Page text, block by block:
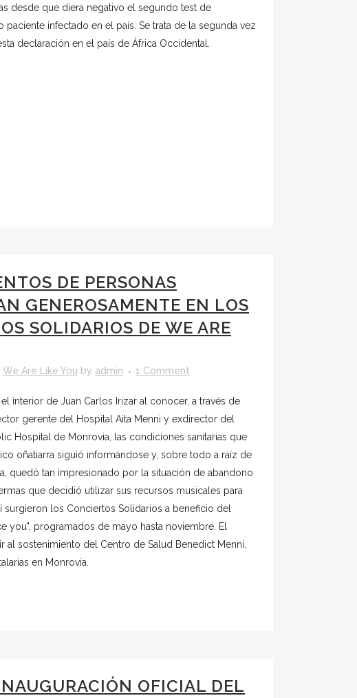
desde que diera negativo el segundo test de
paciente infectado en el país. Se trata de la segunda vez
declaración en el país de África Occidental.
DE PERSONAS
GENEROSAMENTE EN LOS
SOLIDARIOS DE WE ARE
We Are Like You by admin 1 Comment
interior de Juan Carlos Irizar al conocer, a través de
gerente del Hospital Aita Menni y exdirector del
Hospital de Monrovia, las condiciones sanitarias que
oñatiarra siguió informándose y, sobre todo a raíz de
quedó tan impresionado por la situación de abandono
que decidió utilizar sus recursos musicales para
surgieron los Conciertos Solidarios a beneficio del
you", programados de mayo hasta noviembre. El
al sostenimiento del Centro de Salud Benedict Menni,
en Monrovia.
OFICIAL DEL